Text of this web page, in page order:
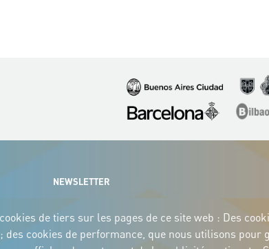
Image Image
Image
Image
NEWSLETTER
de tiers sur les pages de ce site web : Des
cookies de performance, que nous utilisons